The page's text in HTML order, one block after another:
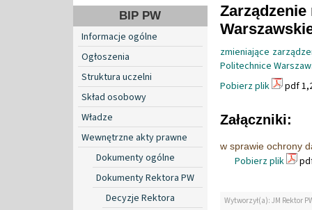
BIP PW
Informacje ogólne
Ogłoszenia
Struktura uczelni
Skład osobowy
Władze
Wewnętrzne akty prawne
Dokumenty ogólne
Dokumenty Rektora PW
Decyzje Rektora
zmieniające
Politechnice
Pobierz plik
pdf
Załączniki:
w sprawie ochrony
Pobierz plik
Wytworzył(a): JM Rektor